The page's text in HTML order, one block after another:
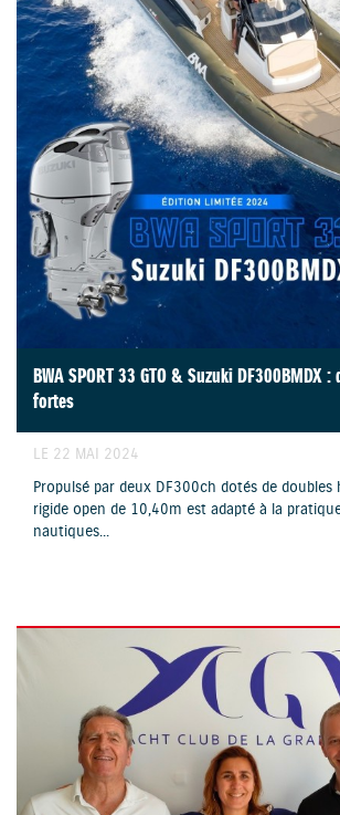
BWA SPORT 33 GTO & Suzuki DF300BMDX
fortes
LE 22 MAI 2024
Propulsé par deux DF300ch dotés de doubles
rigide open de 10,40m est adapté à la
nautiques...